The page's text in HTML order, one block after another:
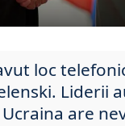
loc
Liderii
are